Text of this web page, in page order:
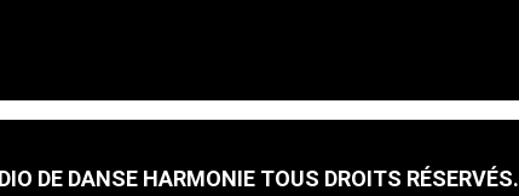
DE DANSE HARMONIE TOUS DROITS RÉSERVÉS.